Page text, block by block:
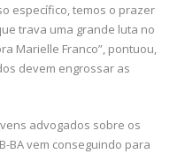
específico, temos o prazer
trava uma grande luta no
Marielle Franco”, pontuou,
devem engrossar as
advogados sobre os
BA vem conseguindo para